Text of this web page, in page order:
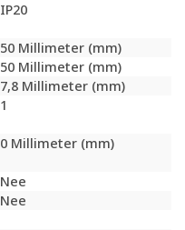
IP20
50 Millimeter (mm)
50 Millimeter (mm)
7,8 Millimeter (mm)
1
0 Millimeter (mm)
Nee
Nee